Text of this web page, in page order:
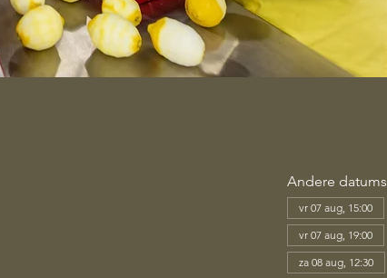
Andere datums
vr 07 aug, 15:00
vr 07 aug, 19:00
za 08 aug, 12:30